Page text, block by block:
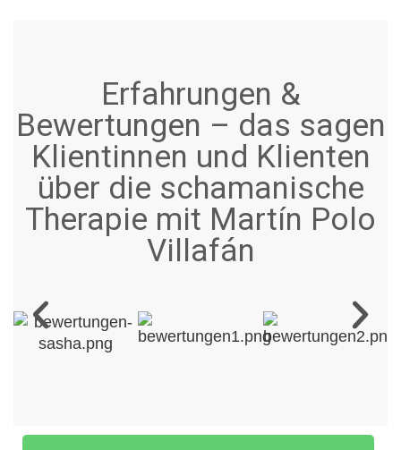
Erfahrungen &
Bewertungen – das sagen
Klientinnen und Klienten
über die schamanische
Therapie mit Martín Polo
Villafán